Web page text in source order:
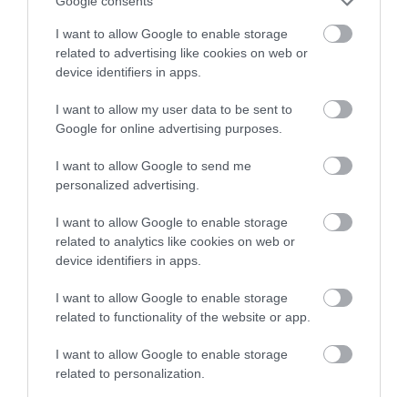
I want to allow Google to enable storage
related to advertising like cookies on web or
device identifiers in apps.
I want to allow my user data to be sent to
Google for online advertising purposes.
I want to allow Google to send me
personalized advertising.
I want to allow Google to enable storage
related to analytics like cookies on web or
device identifiers in apps.
I want to allow Google to enable storage
related to functionality of the website or app.
I want to allow Google to enable storage
related to personalization.